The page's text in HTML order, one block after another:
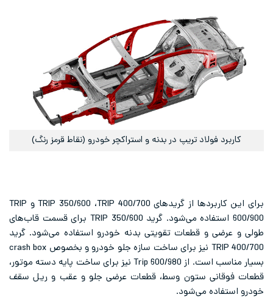
کاربرد فولاد تریپ در بدنه و استراکچر خودرو (نقاط قرمز رنگ)
برای این کاربردها از گریدهای TRIP 350/600 ،TRIP 400/700 و TRIP
600/900 استفاده می‌شود. گرید TRIP 350/600 برای قسمت قاب‌های
طولی و عرضی و قطعات تقویتی بدنه خودرو استفاده می‌شود. گرید
TRIP 400/700 نیز برای ساخت سازه جلو خودرو و بخصوص crash box
بسیار مناسب است. از Trip 600/980 نیز برای ساخت پایه دسته موتور،
قطعات فوقانی ستون وسط، قطعات عرضی جلو و عقب و ریل سقف
خودرو استفاده می‌شود.